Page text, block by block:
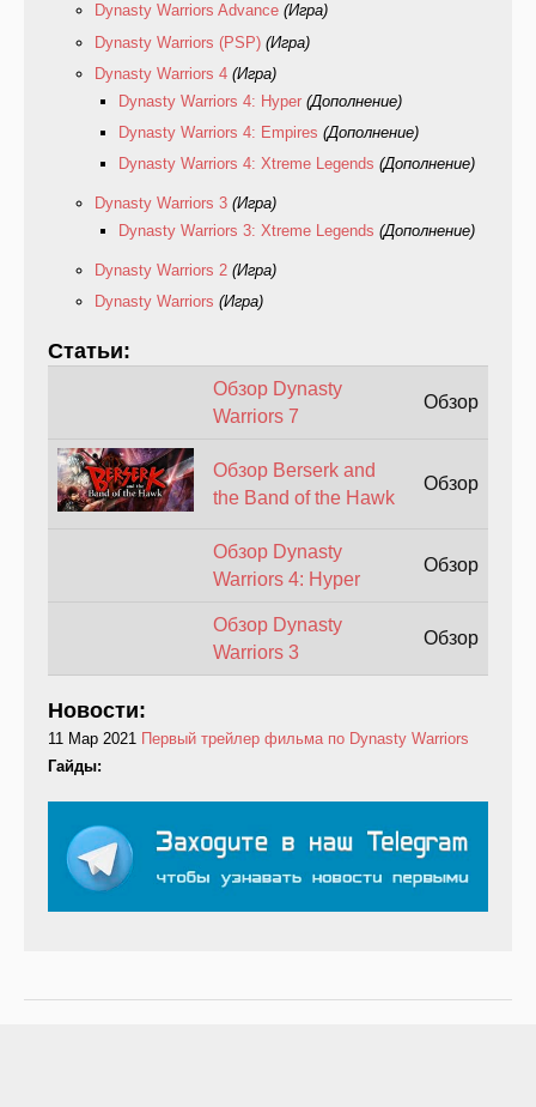
Dynasty Warriors Advance (Игра)
Dynasty Warriors (PSP) (Игра)
Dynasty Warriors 4 (Игра)
Dynasty Warriors 4: Hyper (Дополнение)
Dynasty Warriors 4: Empires (Дополнение)
Dynasty Warriors 4: Xtreme Legends (Дополнение)
Dynasty Warriors 3 (Игра)
Dynasty Warriors 3: Xtreme Legends (Дополнение)
Dynasty Warriors 2 (Игра)
Dynasty Warriors (Игра)
Статьи:
Обзор Dynasty
Warriors 7
Обзор
Обзор Berserk and
the Band of the Hawk
Обзор
Обзор Dynasty
Warriors 4: Hyper
Обзор
Обзор Dynasty
Warriors 3
Обзор
Новости:
11 Мар 2021 Первый трейлер фильма по Dynasty Warriors
Гайды: